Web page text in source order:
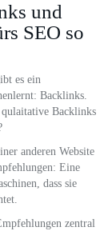
und
SEO so
es ein
Backlinks.
Backlinks
anderen Website
Eine
dass sie
zentral